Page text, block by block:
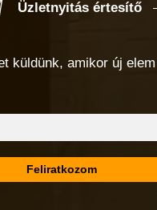
Üzletnyitás értesítő
küldünk, amikor új